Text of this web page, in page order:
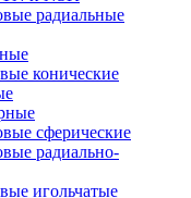
радиальные
конические
сферические
радиально-
игольчатые